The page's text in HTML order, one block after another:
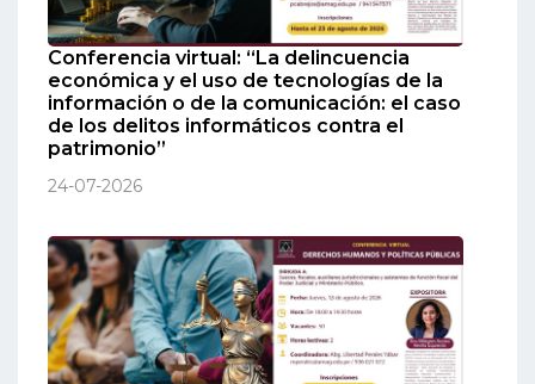
Conferencia virtual: “La delincuencia
económica y el uso de tecnologías de la
información o de la comunicación: el caso
de los delitos informáticos contra el
patrimonio”
24-07-2026